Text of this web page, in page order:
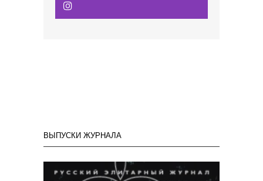
ВЫПУСКИ ЖУРНАЛА